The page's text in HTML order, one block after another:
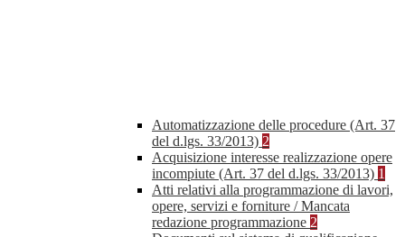
Automatizzazione delle procedure (Art. 37
del d.lgs. 33/2013) 2
Acquisizione interesse realizzazione opere
incompiute (Art. 37 del d.lgs. 33/2013) 1
Atti relativi alla programmazione di lavori,
opere, servizi e forniture / Mancata
redazione programmazione 2